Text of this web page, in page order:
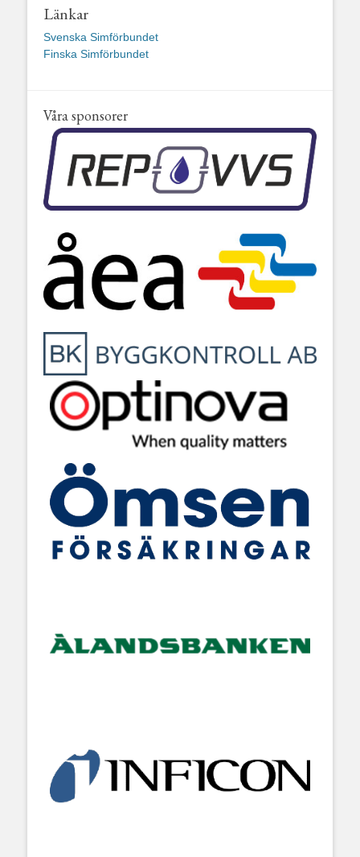
Länkar
Svenska Simförbundet
Finska Simförbundet
Våra sponsorer